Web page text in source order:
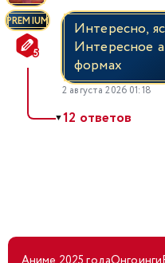
PREMIUM
Интересно,
Интересное
формах
2 августа 2026 01:18
▼12 ответов